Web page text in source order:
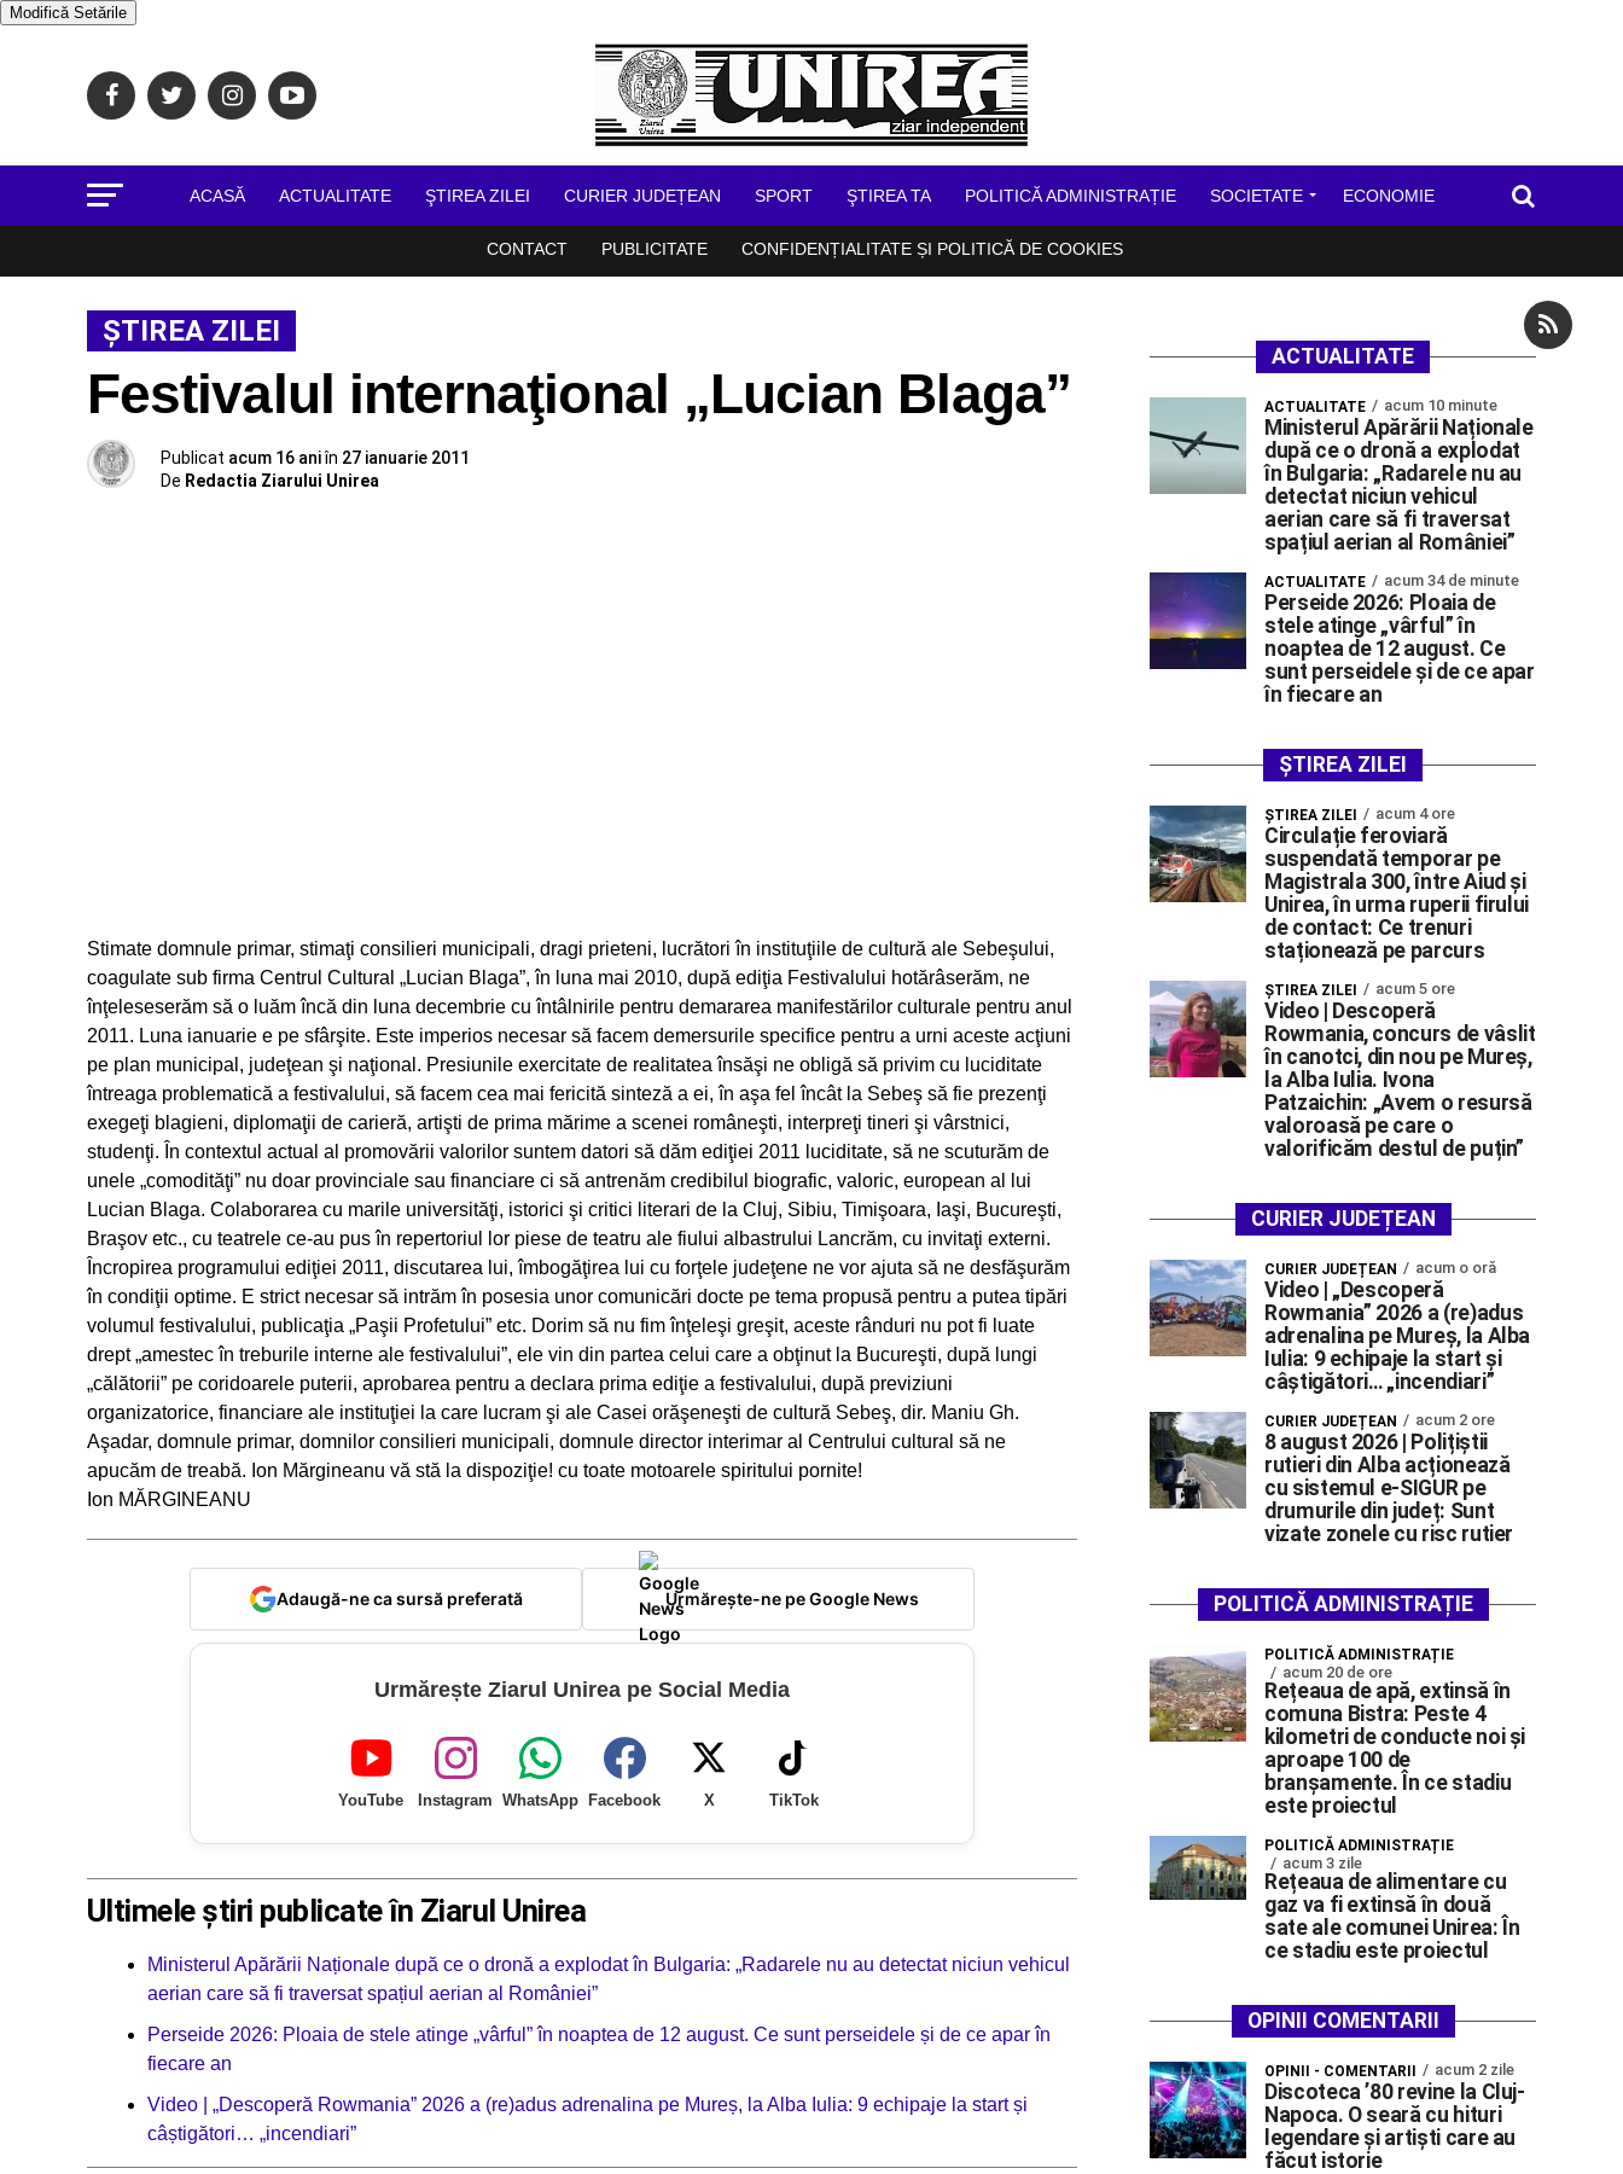
Modifică Setările
ACASĂ ACTUALITATE ŞTIREA ZILEI CURIER JUDEȚEAN SPORT ŞTIREA TA POLITICĂ ADMINISTRAȚIE SOCIETATE ECONOMIE
CONTACT PUBLICITATE CONFIDENȚIALITATE ȘI POLITICĂ DE COOKIES
ŞTIREA ZILEI
Festivalul internaţional „Lucian Blaga”
Publicat acum 16 aniîn 27 ianuarie 2011
De Redactia Ziarului Unirea
Stimate domnule primar, stimaţi consilieri municipali, dragi prieteni, lucrători în instituţiile de cultură ale Sebeşului,
coagulate sub firma Centrul Cultural „Lucian Blaga”, în luna mai 2010, după ediţia Festivalului hotărâserăm, ne
înţeleseserăm să o luăm încă din luna decembrie cu întâlnirile pentru demararea manifestărilor culturale pentru anul
2011. Luna ianuarie e pe sfârşite. Este imperios necesar să facem demersurile specifice pentru a urni aceste acţiuni
pe plan municipal, judeţean şi naţional. Presiunile exercitate de realitatea însăşi ne obligă să privim cu luciditate
întreaga problematică a festivalului, să facem cea mai fericită sinteză a ei, în aşa fel încât la Sebeş să fie prezenţi
exegeţi blagieni, diplomaţii de carieră, artişti de prima mărime a scenei româneşti, interpreţi tineri şi vârstnici,
studenţi. În contextul actual al promovării valorilor suntem datori să dăm ediţiei 2011 luciditate, să ne scuturăm de
unele „comodităţi” nu doar provinciale sau financiare ci să antrenăm credibilul biografic, valoric, european al lui
Lucian Blaga. Colaborarea cu marile universităţi, istorici şi critici literari de la Cluj, Sibiu, Timişoara, Iaşi, Bucureşti,
Braşov etc., cu teatrele ce-au pus în repertoriul lor piese de teatru ale fiului albastrului Lancrăm, cu invitaţi externi.
Încropirea programului ediţiei 2011, discutarea lui, îmbogăţirea lui cu forţele judeţene ne vor ajuta să ne desfăşurăm
în condiţii optime. E strict necesar să intrăm în posesia unor comunicări docte pe tema propusă pentru a putea tipări
volumul festivalului, publicaţia „Paşii Profetului” etc. Dorim să nu fim înţeleşi greşit, aceste rânduri nu pot fi luate
drept „amestec în treburile interne ale festivalului”, ele vin din partea celui care a obţinut la Bucureşti, după lungi
„călătorii” pe coridoarele puterii, aprobarea pentru a declara prima ediţie a festivalului, după previziuni
organizatorice, financiare ale instituţiei la care lucram şi ale Casei orăşeneşti de cultură Sebeş, dir. Maniu Gh.
Aşadar, domnule primar, domnilor consilieri municipali, domnule director interimar al Centrului cultural să ne
apucăm de treabă. Ion Mărgineanu vă stă la dispoziţie! cu toate motoarele spiritului pornite!
Ion MĂRGINEANU
Adaugă-ne ca sursă preferată Urmărește-ne pe Google News
Urmărește Ziarul Unirea pe Social Media
YouTube Instagram WhatsApp Facebook X TikTok
Ultimele știri publicate în Ziarul Unirea
Ministerul Apărării Naționale după ce o dronă a explodat în Bulgaria: „Radarele nu au detectat niciun vehicul
aerian care să fi traversat spațiul aerian al României”
Perseide 2026: Ploaia de stele atinge „vârful” în noaptea de 12 august. Ce sunt perseidele și de ce apar în
fiecare an
Video | „Descoperă Rowmania” 2026 a (re)adus adrenalina pe Mureș, la Alba Iulia: 9 echipaje la start și
câștigători… „incendiari”
ACTUALITATE
ACTUALITATE acum 10 minute
Ministerul Apărării Naționale
după ce o dronă a explodat
în Bulgaria: „Radarele nu au
detectat niciun vehicul
aerian care să fi traversat
spațiul aerian al României”
ACTUALITATE acum 34 de minute
Perseide 2026: Ploaia de
stele atinge „vârful” în
noaptea de 12 august. Ce
sunt perseidele și de ce apar
în fiecare an
ȘTIREA ZILEI
ŞTIREA ZILEI acum 4 ore
Circulație feroviară
suspendată temporar pe
Magistrala 300, între Aiud și
Unirea, în urma ruperii firului
de contact: Ce trenuri
staționează pe parcurs
ŞTIREA ZILEI acum 5 ore
Video | Descoperă
Rowmania, concurs de vâslit
în canotci, din nou pe Mureș,
la Alba Iulia. Ivona
Patzaichin: „Avem o resursă
valoroasă pe care o
valorificăm destul de puțin”
CURIER JUDEȚEAN
CURIER JUDEȚEAN acum o oră
Video | „Descoperă
Rowmania” 2026 a (re)adus
adrenalina pe Mureș, la Alba
Iulia: 9 echipaje la start și
câștigători… „incendiari”
CURIER JUDEȚEAN acum 2 ore
8 august 2026 | Polițiștii
rutieri din Alba acționează
cu sistemul e-SIGUR pe
drumurile din județ: Sunt
vizate zonele cu risc rutier
POLITICĂ ADMINISTRAȚIE
POLITICĂ ADMINISTRAȚIE
acum 20 de ore
Rețeaua de apă, extinsă în
comuna Bistra: Peste 4
kilometri de conducte noi și
aproape 100 de
branșamente. În ce stadiu
este proiectul
POLITICĂ ADMINISTRAȚIE
acum 3 zile
Rețeaua de alimentare cu
gaz va fi extinsă în două
sate ale comunei Unirea: În
ce stadiu este proiectul
OPINII COMENTARII
OPINII - COMENTARII acum 2 zile
Discoteca ’80 revine la Cluj-
Napoca. O seară cu hituri
legendare și artiști care au
făcut istorie